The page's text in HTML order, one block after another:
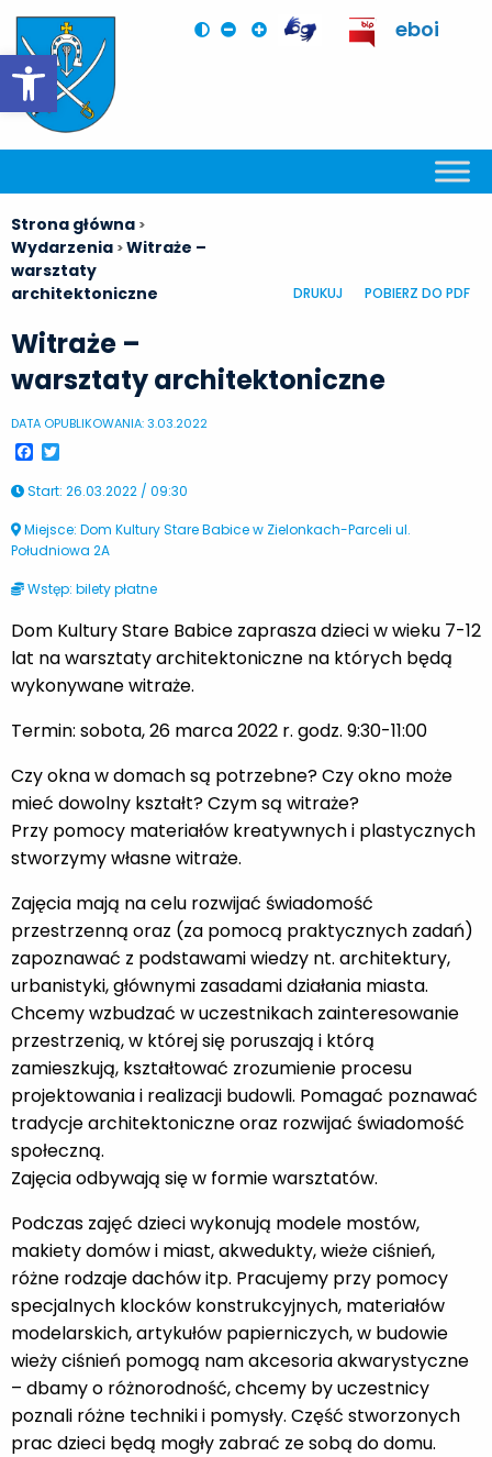
Otwórz pasek narzędzi
eboi
Strona główna >
Wydarzenia >Witraże –
warsztaty
architektoniczne
DRUKUJ POBIERZ DO PDF
Witraże –
warsztaty architektoniczne
DATA OPUBLIKOWANIA: 3.03.2022
Facebook
Start: 26.03.2022 / 09:30
Miejsce: Dom Kultury Stare Babice w Zielonkach-Parceli ul.
Południowa 2A
Wstęp: bilety płatne
Dom Kultury Stare Babice zaprasza dzieci w wieku 7-12
lat na warsztaty architektoniczne na których będą
wykonywane witraże.
Termin: sobota, 26 marca 2022 r. godz. 9:30-11:00
Czy okna w domach są potrzebne? Czy okno może
mieć dowolny kształt? Czym są witraże?
Przy pomocy materiałów kreatywnych i plastycznych
stworzymy własne witraże.
Zajęcia mają na celu rozwijać świadomość
przestrzenną oraz (za pomocą praktycznych zadań)
zapoznawać z podstawami wiedzy nt. architektury,
urbanistyki, głównymi zasadami działania miasta.
Chcemy wzbudzać w uczestnikach zainteresowanie
przestrzenią, w której się poruszają i którą
zamieszkują, kształtować zrozumienie procesu
projektowania i realizacji budowli. Pomagać poznawać
tradycje architektoniczne oraz rozwijać świadomość
społeczną.
Zajęcia odbywają się w formie warsztatów.
Podczas zajęć dzieci wykonują modele mostów,
makiety domów i miast, akwedukty, wieże ciśnień,
różne rodzaje dachów itp. Pracujemy przy pomocy
specjalnych klocków konstrukcyjnych, materiałów
modelarskich, artykułów papierniczych, w budowie
wieży ciśnień pomogą nam akcesoria akwarystyczne
– dbamy o różnorodność, chcemy by uczestnicy
poznali różne techniki i pomysły. Część stworzonych
prac dzieci będą mogły zabrać ze sobą do domu.